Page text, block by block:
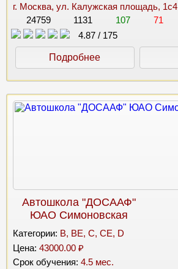
г. Москва, ул. Калужская площадь, 1с4
24759
1131 107
71
4.87 / 175
Подробнее
Автошкола "ДОСААФ"
ЮАО Симоновская
Категории: B, BE, C, CE, D
Цена: 43000.00 ₽
Срок обучения: 4.5 мес.